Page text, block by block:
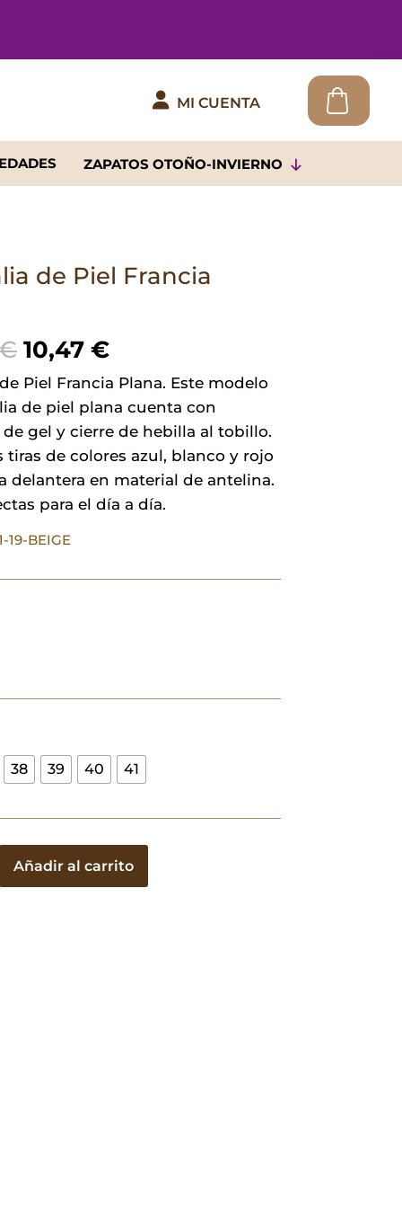
 MI CUENTA
ZAPATOS OTOÑO-INVIERNO
de Piel Francia
El
precio
original
era:
34,90 €.
10,47 €El
precio
actual
es:
10,47 €.
Piel Francia Plana. Este modelo
de piel plana cuenta con
gel y cierre de hebilla al tobillo.
tiras de colores azul, blanco y rojo
delantera en material de antelina.
para el día a día.
19-BEIGE
38 39 40 41
Añadir al carrito